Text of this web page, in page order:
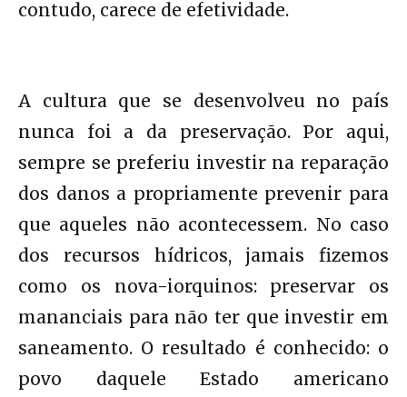
contudo, carece de efetividade.
A cultura que se desenvolveu no país
nunca foi a da preservação. Por aqui,
sempre se preferiu investir na reparação
dos danos a propriamente prevenir para
que aqueles não acontecessem. No caso
dos recursos hídricos, jamais fizemos
como os nova-iorquinos: preservar os
mananciais para não ter que investir em
saneamento. O resultado é conhecido: o
povo daquele Estado americano